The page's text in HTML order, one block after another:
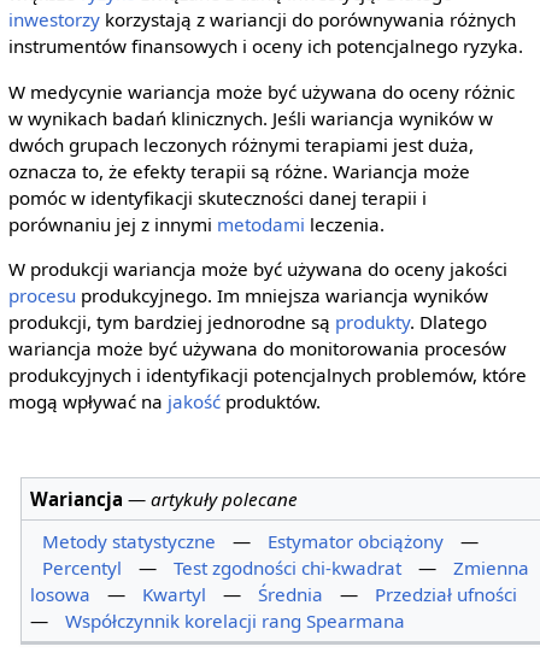
inwestorzykorzystają z wariancji do porównywania różnych
instrumentów finansowych i oceny ich potencjalnego ryzyka.
W medycynie wariancja może być używana do oceny różnic
w wynikach badań klinicznych. Jeśli wariancja wyników w
dwóch grupach leczonych różnymi terapiami jest duża,
oznacza to, że efekty terapii są różne. Wariancja może
pomóc w identyfikacji skuteczności danej terapii i
porównaniu jej z innymi metodami leczenia.
W produkcji wariancja może być używana do oceny jakości
procesu produkcyjnego. Im mniejsza wariancja wyników
produkcji, tym bardziej jednorodne są produkty. Dlatego
wariancja może być używana do monitorowania procesów
produkcyjnych i identyfikacji potencjalnych problemów, które
mogą wpływać na jakośćproduktów.
Wariancja —artykuły polecane
Metody statystyczne
— Estymator obciążony
—
Percentyl
— Test zgodności chi-kwadrat —
Zmienna
losowa
— Kwartyl — Średnia —
Przedział ufności
—
Współczynnik korelacji rang Spearmana